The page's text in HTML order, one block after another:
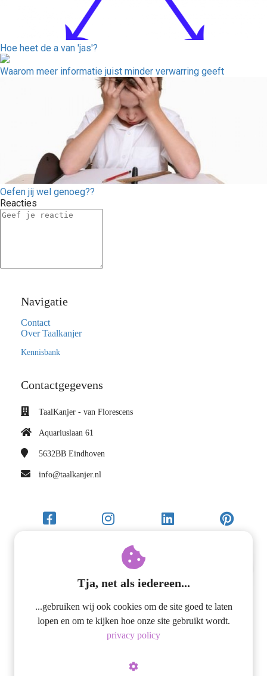
Hoe heet de a van 'jas'?
Waarom meer informatie juist minder verwarring geeft
Oefen jij wel genoeg??
Reacties
Navigatie
Contact
Over Taalkanjer
Kennisbank
Contactgegevens
TaalKanjer - van Florescens
Aquariuslaan 61
5632BB Eindhoven
info@taalkanjer.nl
Lezen in de zomervakantie een
drama? Zó lukt het wel! :)
Moet jouw kind blijven lezen in de vakantie en heb jij
boek!
Tja, net als iedereen...
...gebruiken wij ook cookies om de site goed te laten
lopen en om te kijken hoe onze site gebruikt wordt.
privacy policy